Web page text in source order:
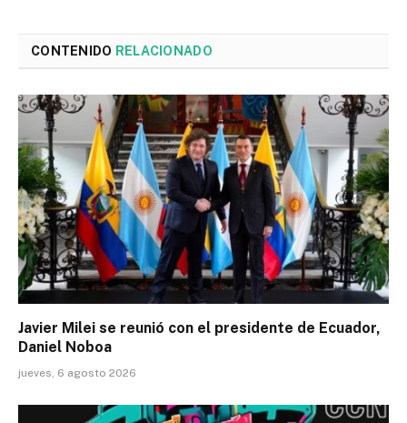
CONTENIDO RELACIONADO
Javier Milei se reunió con el presidente de Ecuador,
Daniel Noboa
jueves, 6 agosto 2026